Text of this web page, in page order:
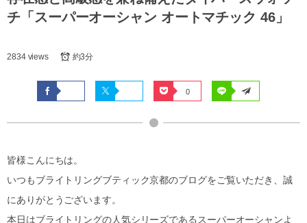
チ「スーパーオーシャン オートマチック 46」
2834 views 約3分
0
皆様こんにちは。
いつもブライトリングブティック京都のブログをご覧いただき、誠
にありがとうございます。
本日はブライトリングの人気シリーズであるスーパーオーシャンよ